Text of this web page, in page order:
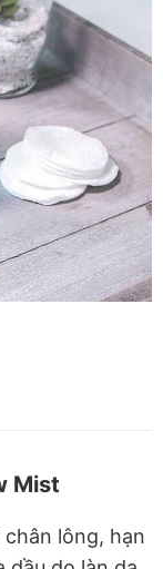
Mist
lông, hạn